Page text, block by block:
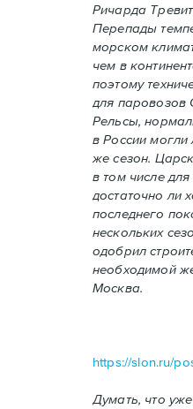
Ричарда
Перепады
морском
чем в
поэтому
для паровозов
Рельсы,
в России
же сезон.
в том числе
достаточно ли
последнего
нескольких
одобрил
необходимой
Москва.
https://slon.ru/
Думать, что